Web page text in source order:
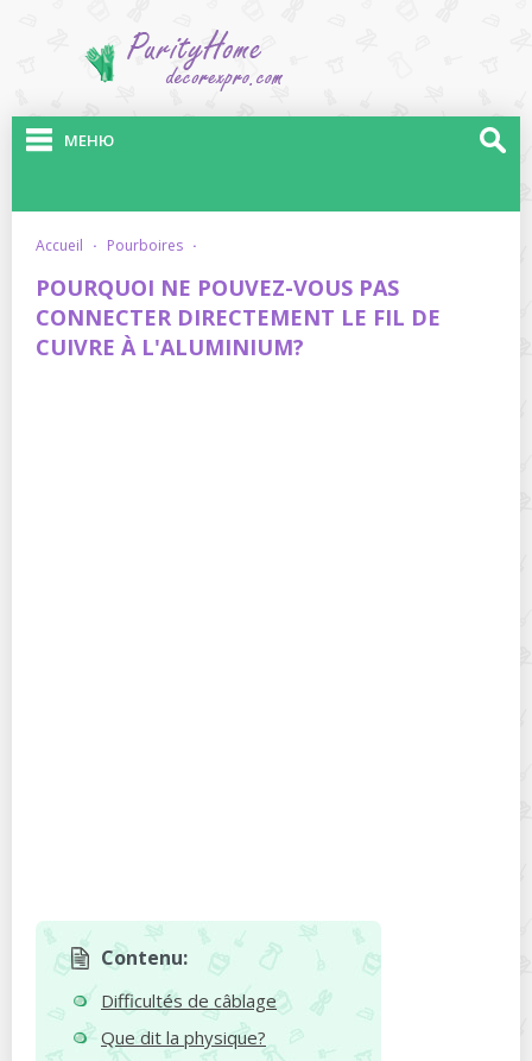
МЕНЮ
accueil · pourboires ·
POURQUOI NE POUVEZ-VOUS PAS
CONNECTER DIRECTEMENT LE FIL DE
CUIVRE À L'ALUMINIUM?
Contenu:
Difficultés de câblage
Que dit la physique?